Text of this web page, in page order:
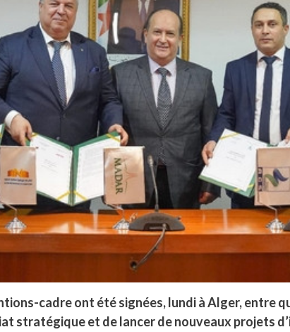
cadre ont été signées, lundi à Alger, entre
stratégique et de lancer de nouveaux projets